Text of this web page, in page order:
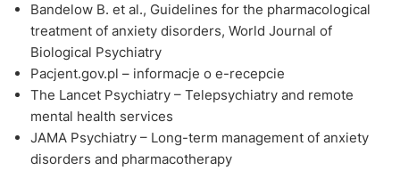
Bandelow B. et al., Guidelines for the pharmacological
treatment of anxiety disorders, World Journal of
Biological Psychiatry
Pacjent.gov.pl – informacje o e-recepcie
The Lancet Psychiatry – Telepsychiatry and remote
mental health services
JAMA Psychiatry – Long-term management of anxiety
disorders and pharmacotherapy